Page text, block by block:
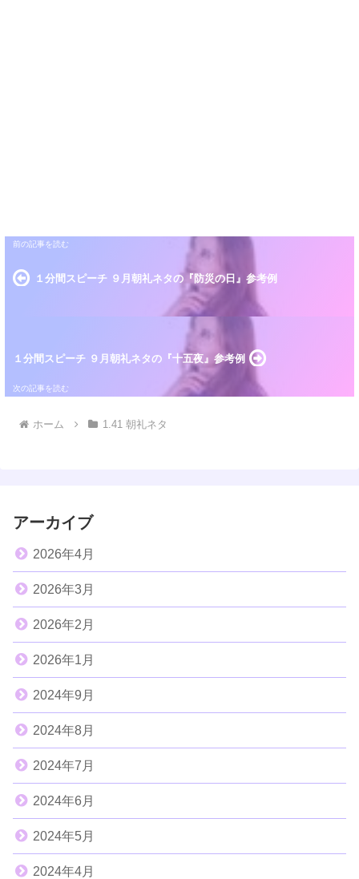
１分間スピーチ ９月朝礼ネタの『防災の日』参考例
１分間スピーチ ９月朝礼ネタの『十五夜』参考例
ホーム 1.41 朝礼ネタ
アーカイブ
2026年4月
2026年3月
2026年2月
2026年1月
2024年9月
2024年8月
2024年7月
2024年6月
2024年5月
2024年4月